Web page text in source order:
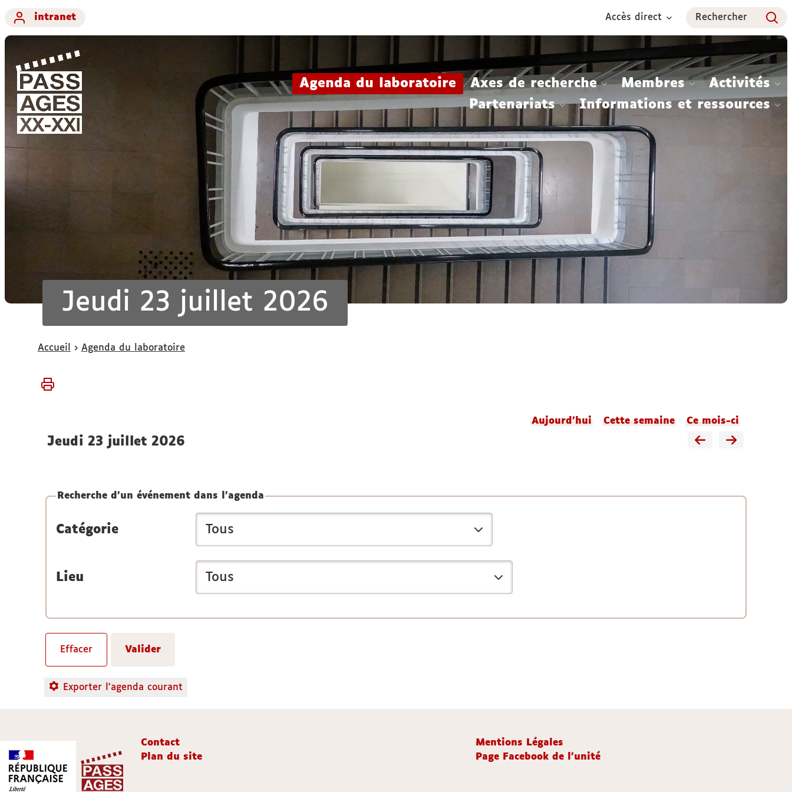
contenu
intranet
Accès direct Rechercher
Agenda du laboratoire Axes de recherche Membres
Activités
Partenariats
Informations et ressources
Jeudi 23 juillet 2026
Vous
ici :
Accueil Agenda du laboratoire
Aujourd'hui Cette semaine Ce mois-ci
jeudi 23 juillet 2026
Recherche d'un événement dans l'agenda
Catégorie
Lieu
Exporter l'agenda courant
Contact
Mentions Légales
Plan du site
Page Facebook de l'unité